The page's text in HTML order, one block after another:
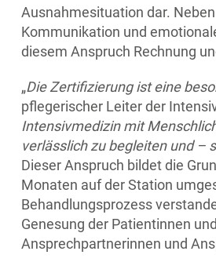
Ausnahmesituation dar.
Kommunikation und
diesem Anspruch Rechnung
„Die Zertifizierung ist eine
pflegerischer Leiter der
Intensivmedizin mit
verlässlich zu begleiten und –
Dieser Anspruch bildet die
Monaten auf der Station
Behandlungsprozess
Genesung der Patientinnen
Ansprechpartnerinnen und